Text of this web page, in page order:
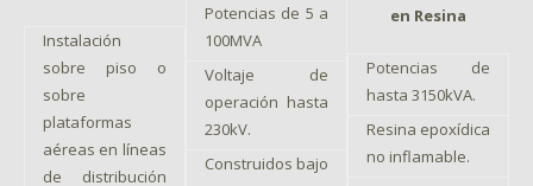
Instalación
sobre piso o
sobre
plataformas
aéreas en líneas
de distribución
Potencias de 5 a
100MVA
Voltaje de
operación hasta
230kV.
Construidos bajo
en Resina
Potencias de
hasta 3150kVA.
Resina epoxídica
no inflamable.